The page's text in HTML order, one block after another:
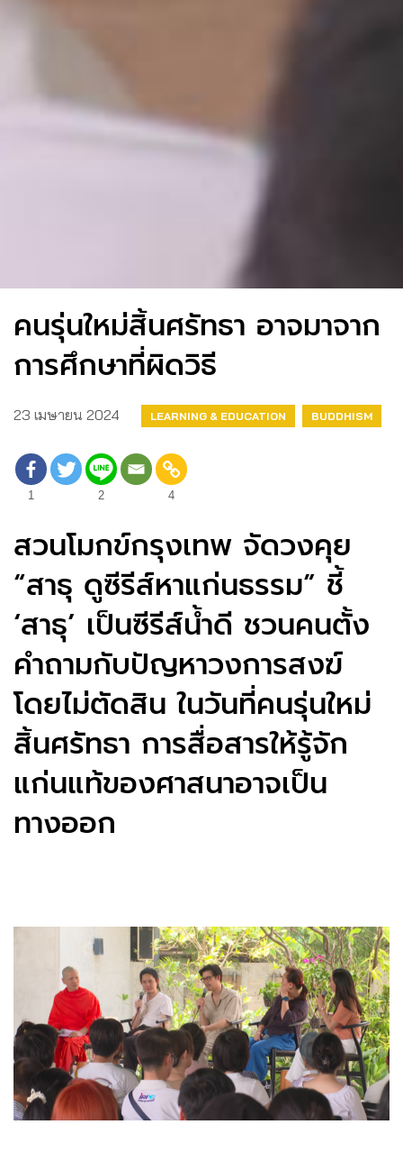
คนรุ่นใหม่สิ้นศรัทธา อาจมาจาก
การศึกษาที่ผิดวิธี
23 เมษายน 2024 LEARNING & EDUCATION BUDDHISM
1 2 4
สวนโมกข์กรุงเทพ จัดวงคุย
“สาธุ ดูซีรีส์หาแก่นธรรม” ชี้
‘สาธุ’ เป็นซีรีส์น้ำดี ชวนคนตั้ง
คำถามกับปัญหาวงการสงฆ์
โดยไม่ตัดสิน ในวันที่คนรุ่นใหม่
สิ้นศรัทธา การสื่อสารให้รู้จัก
แก่นแท้ของศาสนาอาจเป็น
ทางออก